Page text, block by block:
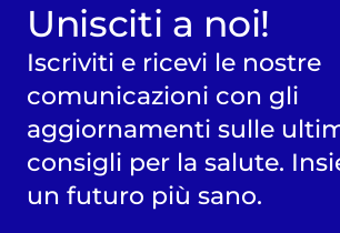
Unisciti a noi!
Iscriviti e ricevi le nostre
comunicazioni con gli
aggiornamenti sulle
consigli per la salute.
un futuro più sano.